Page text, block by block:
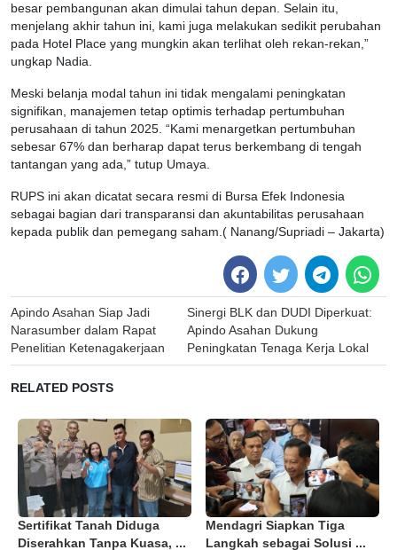
besar pembangunan akan dimulai tahun depan. Selain itu,
menjelang akhir tahun ini, kami juga melakukan sedikit perubahan
pada Hotel Place yang mungkin akan terlihat oleh rekan-rekan,”
ungkap Nadia.
Meski belanja modal tahun ini tidak mengalami peningkatan
signifikan, manajemen tetap optimis terhadap pertumbuhan
perusahaan di tahun 2025. “Kami menargetkan pertumbuhan
sebesar 67% dan berharap dapat terus berkembang di tengah
tantangan yang ada,” tutup Umaya.
RUPS ini akan dicatat secara resmi di Bursa Efek Indonesia
sebagai bagian dari transparansi dan akuntabilitas perusahaan
kepada publik dan pemegang saham.( Nanang/Supriadi – Jakarta)
Post
navigation
Apindo Asahan Siap Jadi
Narasumber dalam Rapat
Penelitian Ketenagakerjaan
Sinergi BLK dan DUDI Diperkuat:
Apindo Asahan Dukung
Peningkatan Tenaga Kerja Lokal
RELATED POSTS
Sertifikat Tanah Diduga
Diserahkan Tanpa Kuasa, ...
Mendagri Siapkan Tiga
Langkah sebagai Solusi ...